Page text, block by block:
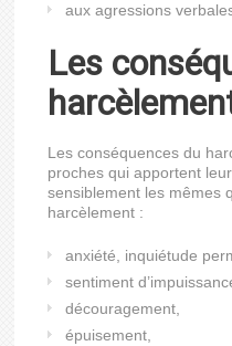
aux agressions
Les
Les conséquences du
proches qui apportent
sensiblement les mêmes
harcèlement :
anxiété, inquiétude
sentiment
découragement,
épuisement,